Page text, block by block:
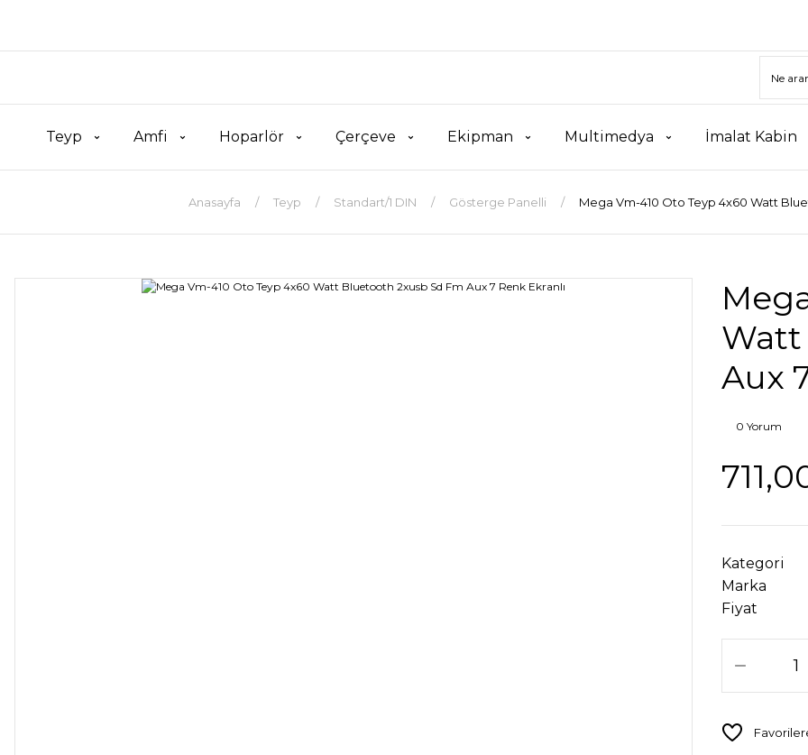
Teyp Amfi Hoparlör Çerçeve Ekipman Multimedya İmalat Kabin
Anasayfa Teyp Standart/1 DIN Gösterge Panelli Mega Vm-410 Oto Teyp 4x60 Watt
Watt
Aux
0 Yorum
Kategori
Marka
Fiyat